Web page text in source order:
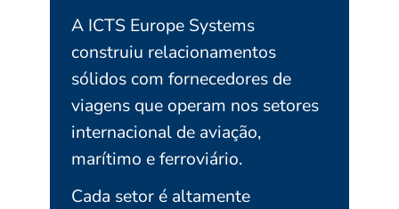
A ICTS Europe Systems
construiu relacionamentos
sólidos com fornecedores de
viagens que operam nos setores
internacional de aviação,
marítimo e ferroviário.
Cada setor é altamente